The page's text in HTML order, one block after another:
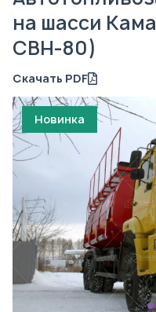
на шасси
СВН-80)
Скачать PDF
Новинка